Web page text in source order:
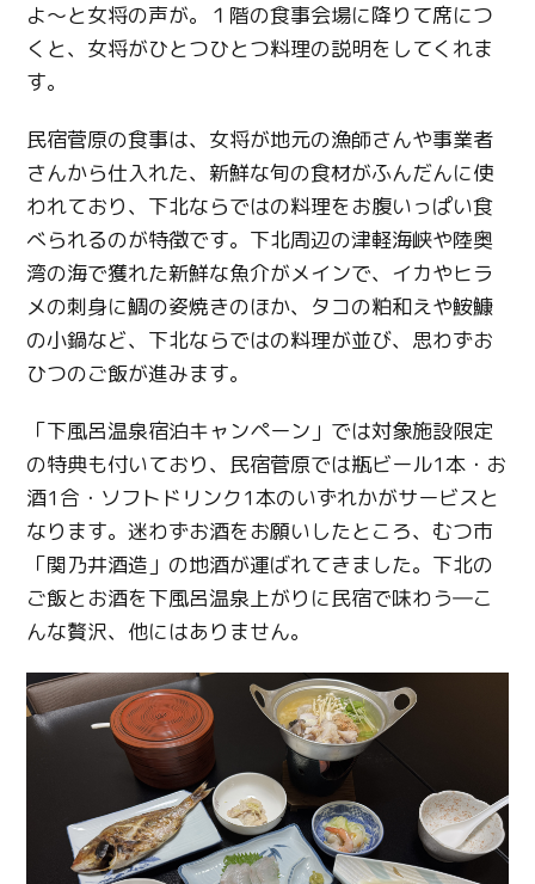
よ～と女将の声が。１階の食事会場に降りて席につ
くと、女将がひとつひとつ料理の説明をしてくれま
す。
民宿菅原の食事は、女将が地元の漁師さんや事業者
さんから仕入れた、新鮮な旬の食材がふんだんに使
われており、下北ならではの料理をお腹いっぱい食
べられるのが特徴です。下北周辺の津軽海峡や陸奥
湾の海で獲れた新鮮な魚介がメインで、イカやヒラ
メの刺身に鯛の姿焼きのほか、タコの粕和えや鮟鱇
の小鍋など、下北ならではの料理が並び、思わずお
ひつのご飯が進みます。
「下風呂温泉宿泊キャンペーン」では対象施設限定
の特典も付いており、民宿菅原では瓶ビール1本・お
酒1合・ソフトドリンク1本のいずれかがサービスと
なります。迷わずお酒をお願いしたところ、むつ市
「関乃井酒造」の地酒が運ばれてきました。下北の
ご飯とお酒を下風呂温泉上がりに民宿で味わう―こ
んな贅沢、他にはありません。
Twitter